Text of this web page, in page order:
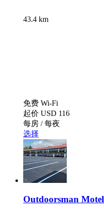
43.4 km
免费 Wi-Fi
起价 USD 116
每房 / 每夜
选择
Outdoorsman Motel